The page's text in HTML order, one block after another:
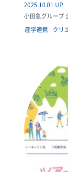
2025.10.01 UP
小田急グループ
産学連携
クリ